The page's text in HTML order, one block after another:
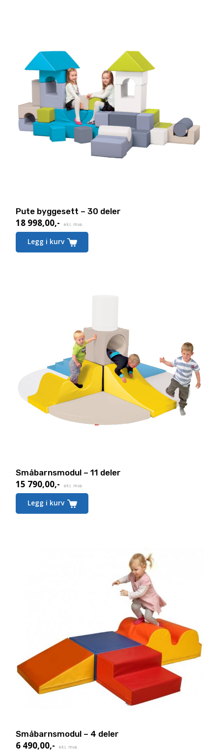
Pute byggesett – 30 deler
18 998,00,- eks. mva.
Legg i kurv
Småbarnsmodul – 11 deler
15 790,00,- eks. mva.
Legg i kurv
Småbarnsmodul – 4 deler
6 490,00,- eks. mva.